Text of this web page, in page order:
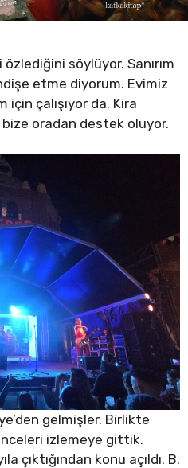
özlediğini söylüyor. Sanırım
etme diyorum. Evimiz
çalışıyor da. Kira
oradan destek oluyor.
gelmişler. Birlikte
izlemeye gittik.
çıktığından konu açıldı. B.